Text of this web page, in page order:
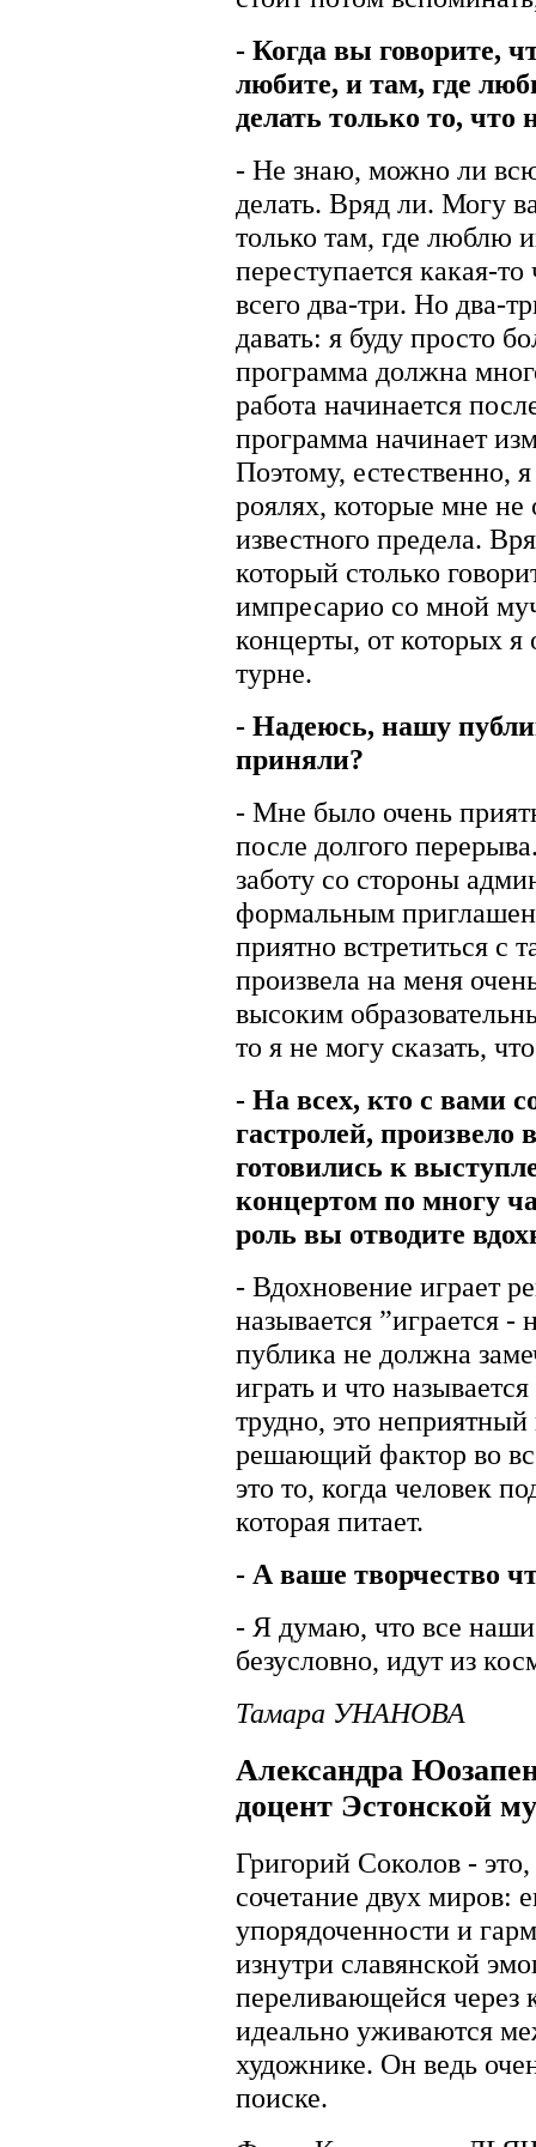
- Когда вы говорите,
любите, и там, где
делать только то, что
- Не знаю, можно ли
делать. Вряд ли. Могу
только там, где люблю
переступается какая-
всего два-три. Но два-
давать: я буду просто
программа должна
работа начинается
программа начинает
Поэтому, естественно,
роялях, которые мне не
известного предела.
который столько
импресарио со мной
концерты, от которых я
турне.
- Надеюсь, нашу
приняли?
- Мне было очень
после долгого
заботу со стороны
формальным
приятно встретиться с
произвела на меня
высоким
то я не могу сказать,
- На всех, кто с вами
гастролей, произвело
готовились к
концертом по многу
роль вы отводите
- Вдохновение играет
называется ”играется -
публика не должна
играть и что
трудно, это
решающий фактор во
это то, когда человек
которая питает.
- А ваше творчество
- Я думаю, что все наши
безусловно, идут из
Тамара УНАНОВА
Александра
доцент Эстонской
Григорий Соколов -
сочетание двух миров:
упорядоченности и
изнутри славянской
переливающейся через
идеально уживаются
художнике. Он ведь
поиске.